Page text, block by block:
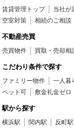
賃貸管理トップ 当社が
空室対策
相続のご相談
不動産売買
売買物件 買取・売却相
こだわり条件で探す
ファミリー物件 一人暮
ペット可
敷金礼金ゼロ
駅から探す
横浜駅 関内駅 反町駅